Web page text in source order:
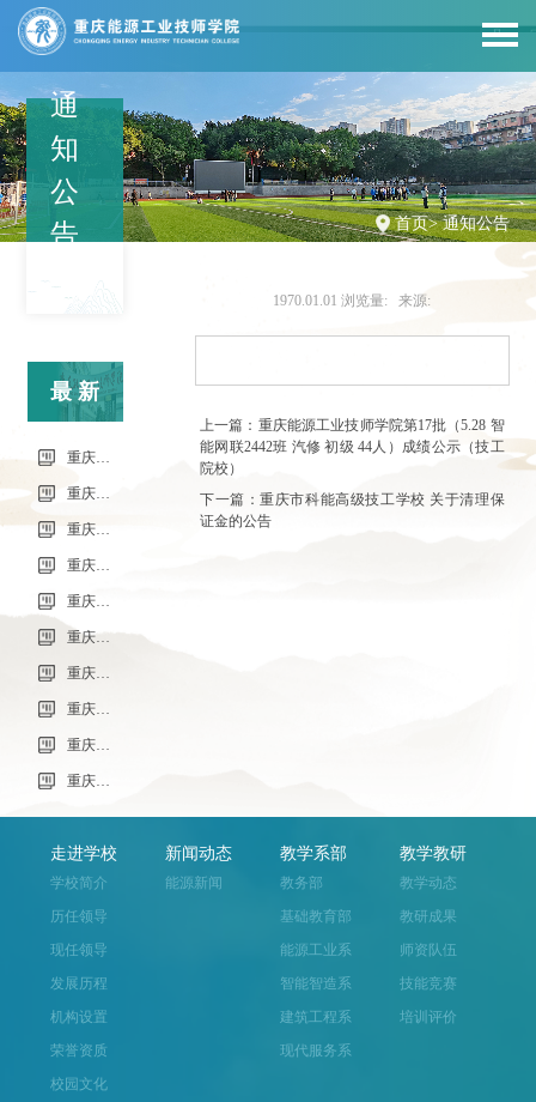
首页>通知公告
通
知
公
告
最新
信息
重庆市科能高级技工学校学校2026年玻璃及桌椅维修服务采购项目（第二次） 流标公告
1970.01.01 浏览量: 来源:
上一篇：重庆能源工业技师学院第17批（5.28 智
能网联2442班 汽修 初级 44人）成绩公示（技工
院校）
下一篇：重庆市科能高级技工学校 关于清理保
证金的公告
走进学校
学校简介
历任领导
现任领导
发展历程
机构设置
荣誉资质
校园文化
新闻动态
能源新闻
教学系部
教务部
基础教育部
能源工业系
智能智造系
建筑工程系
现代服务系
教学教研
教学动态
教研成果
师资队伍
技能竞赛
培训评价